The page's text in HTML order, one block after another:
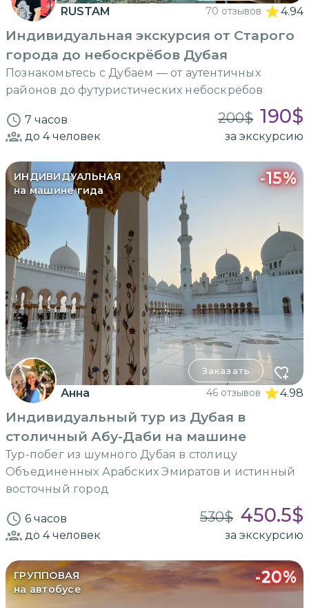
RUSTAM 70 отзывов 4.94
Индивидуальная экскурсия от Старого
города до небоскрёбов Дубая
Познакомьтесь с Дубаем — от аутентичных
районов до футуристических небоскрёбов
7 часов 200$ 190$
до 4человек за экскурсию
ИНДИВИДУАЛЬНАЯ
на машине гида
-15%
Заказать
Анна 46 отзывов 4.98
Индивидуальный тур из Дубая в
столичный Абу-Даби на машине
Тур-побег из шумного Дубая в столицу
Объединенных Арабских Эмиратов и истинный
восточный город
6 часов 530$ 450.5$
до 4человек за экскурсию
ГРУППОВАЯ
на автобусе
-20%